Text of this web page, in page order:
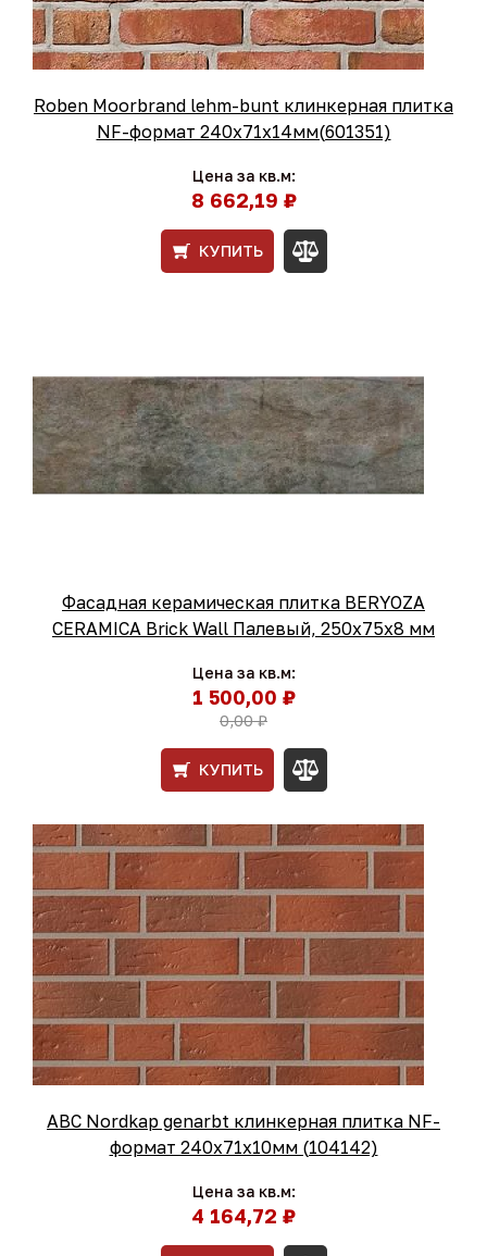
Roben Moorbrand lehm-bunt клинкерная плитка
NF-формат 240x71x14мм(601351)
Цена за кв.м:
8 662,19 ₽
КУПИТЬ
Фасадная керамическая плитка BERYOZA
CERAMICA Brick Wall Палевый, 250х75х8 мм
Цена за кв.м:
1 500,00 ₽
0,00 ₽
КУПИТЬ
ABC Nordkap genarbt клинкерная плитка NF-
формат 240x71x10мм (104142)
Цена за кв.м:
4 164,72 ₽